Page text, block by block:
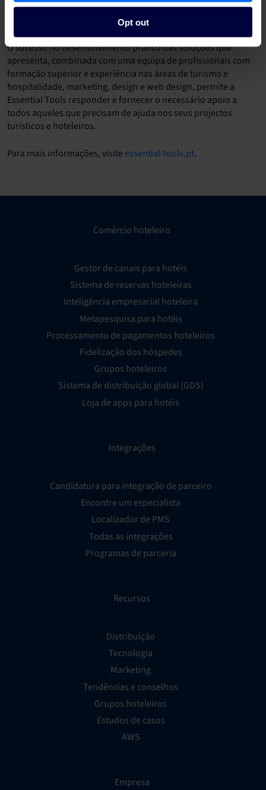
Opt out
de qualidade dos seus serviços e usando as melhores práticas
e o sentido da responsabilidade.
O sucesso no desenvolvimento prático das soluções que
apresenta, combinada com uma equipa de profissionais com
formação superior e experiência nas áreas de turismo e
hospitalidade, marketing, design e web design, permite a
Essential Tools responder e fornecer o necessário apoio a
todos aqueles que precisam de ajuda nos seus projectos
turísticos e hoteleiros.
Para mais informações, visite essential-tools.pt.
Comércio hoteleiro
Gestor de canais para hotéis
Sistema de reservas hoteleiras
Inteligência empresarial hoteleira
Metapesquisa para hotéis
Processamento de pagamentos hoteleiros
Fidelização dos hóspedes
Grupos hoteleiros
Sistema de distribuição global (GDS)
Loja de apps para hotéis
Integrações
Candidatura para integração de parceiro
Encontre um especialista
Localizador de PMS
Todas as integrações
Programas de parceria
Recursos
Distribuição
Tecnologia
Marketing
Tendências e conselhos
Grupos hoteleiros
Estudos de casos
AWS
Empresa